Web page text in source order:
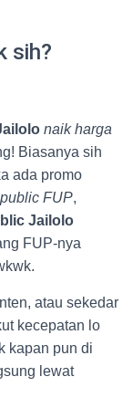
sih?
naik harga
Biasanya sih
ada promo
FUP,
Jailolo
FUP-nya
atau sekedar
kecepatan lo
kapan pun di
lewat